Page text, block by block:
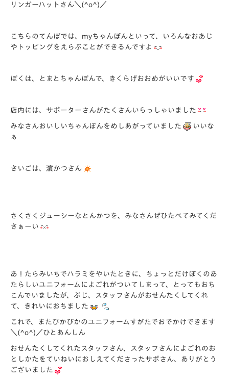
リンガーハットさん＼(^o^)／
こちらのてんぽでは、myちゃんぽんといって、いろんなおあじ
やトッピングをえらぶことができるんですよ
ぼくは、とまとちゃんぽんで、きくらげおおめがいいです
店内には、サポーターさんがたくさんいらっしゃいました
みなさんおいしいちゃんぽんをめしあがっていました
いいな
ぁ
さいごは、濵かつさん
さくさくジューシーなとんかつを、みなさんぜひたべてみてくだ
さぁーい
あ！たらみいちでハラミをやいたときに、ちょっとだけぼくのあ
たらしいユニフォームによごれがついてしまって、とってもおち
こんでいましたが、ぶじ、スタッフさんがおせんたくしてくれ
て、きれいにおちました
これで、またぴかぴかのユニフォームすがたでおでかけできます
＼(^o^)／ひとあんしん
おせんたくしてくれたスタッフさん、スタッフさんによごれのお
としかたをていねいにおしえてくださったサポさん、ありがとう
ございました